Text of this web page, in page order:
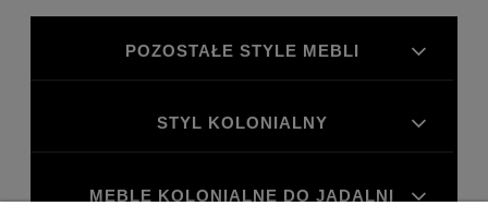
POZOSTAŁE STYLE MEBLI
STYL KOLONIALNY
MEBLE KOLONIALNE DO JADALNI